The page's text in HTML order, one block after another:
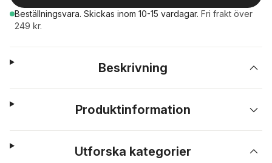
Beställningsvara. Skickas inom 10-15 vardagar. Fri frakt över
249 kr.
Beskrivning
Produktinformation
Utforska kategorier